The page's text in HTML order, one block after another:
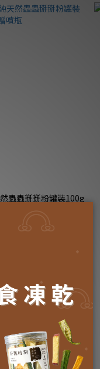
蟲蟲掰掰粉罐裝100g